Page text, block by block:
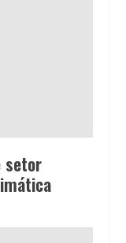
setor